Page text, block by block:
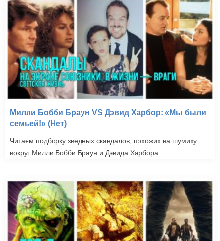
Милли Бобби Браун VS Дэвид Харбор: «Мы были
семьей!» (Нет)
Читаем подборку зведных скандалов, похожих на шумиху
вокруг Милли Бобби Браун и Дэвида Харбора